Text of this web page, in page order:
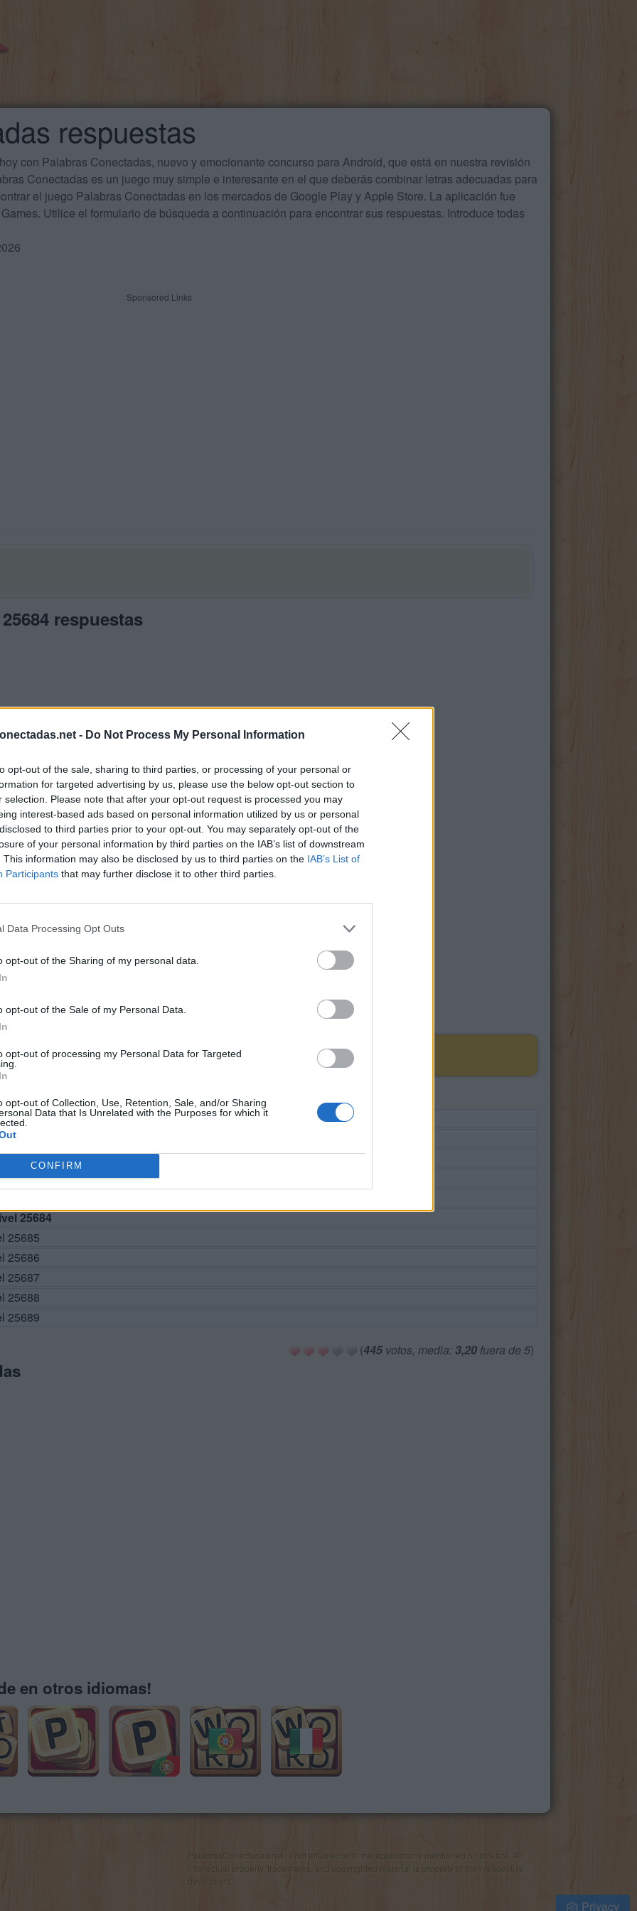
- Do Not Process My Personal Information
opt-out of the sale, sharing to third parties, or processing of your personal or
for targeted advertising by us, please use the below opt-out section to
selection. Please note that after your opt-out request is processed you may
interest-based ads based on personal information utilized by us or personal
to third parties prior to your opt-out. You may separately opt-out of the
of your personal information by third parties on the IAB’s list of downstream
This information may also be disclosed by us to third parties on the IAB’s List of
Participants that may further disclose it to other third parties.
Data Processing Opt Outs
opt-out of the Sharing of my personal data.
opt-out of the Sale of my Personal Data.
opt-out of processing my Personal Data for Targeted
opt-out of Collection, Use, Retention, Sale, and/or Sharing
Data that Is Unrelated with the Purposes for which it
CONFIRM
respuestas
con Palabras Conectadas, nuevo y emocionante concurso para Android, que está en nuestra revisión
Conectadas es un juego muy simple e interesante en el que deberás combinar letras adecuadas para
el juego Palabras Conectadas en los mercados de Google Play y Apple Store. La aplicación fue
Utilice el formulario de búsqueda a continuación para encontrar sus respuestas. Introduce todas
Sponsored Links
respuestas
BUSCAR MÁS RESPUESTAS
25679
25681
25682
25684
25685
25686
25687
25688
25689
(445votos, media: 3,20 fuera de 5)
en otros idiomas!
PalabrasConectadas.net is not affiliated with the applications mentioned on this site. All
intellectual property, trademarks, and copyrighted material is property of their respective
developers.
Privacy